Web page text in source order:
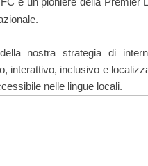
nostra strategia di
interattivo, inclusivo e
nelle lingue locali.